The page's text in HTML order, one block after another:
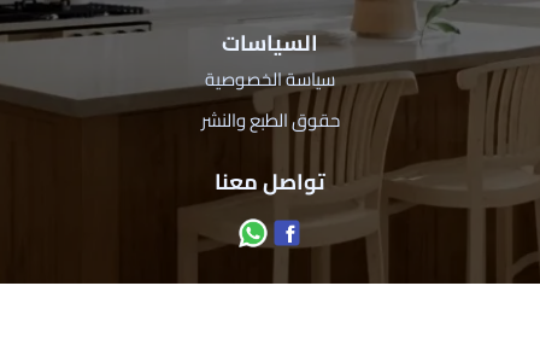
السياسات
سياسة الخصوصية
حقوق الطبع والنشر
تواصل معنا